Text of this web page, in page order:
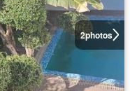
2photos